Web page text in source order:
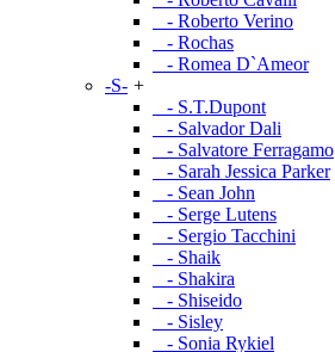
- Roberto Verino
- Rochas
- Romea D`Ameor
-S- +
- S.T.Dupont
- Salvador Dali
- Salvatore Ferragamo
- Sarah Jessica Parker
- Sean John
- Serge Lutens
- Sergio Tacchini
- Shaik
- Shakira
- Shiseido
- Sisley
- Sonia Rykiel